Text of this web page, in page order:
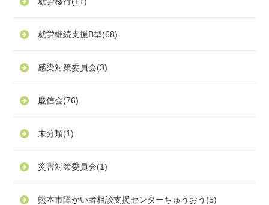
就労継続支援B型(68)
感染対策委員会(3)
慶信会(76)
未分類(1)
災害対策委員会(1)
熊本市障がい者相談支援センターちゅうおう (5)